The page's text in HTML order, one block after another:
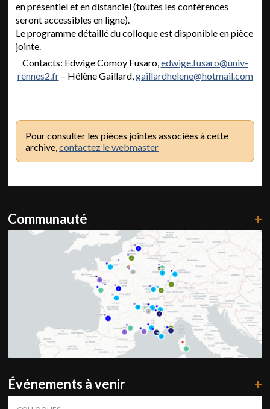
en présentiel et en distanciel (toutes les conférences
seront accessibles en ligne).
Le programme détaillé du colloque est disponible en pièce
jointe.
Contacts: Edwige Comoy Fusaro,edwige.fusaro@univ-
rennes2.fr– Hélène Gaillard,gaillardhelene@hotmail.com
Pour consulter les pièces jointes associées à cette
archive,contactez le webmaster
Communauté +
Événements à venir +